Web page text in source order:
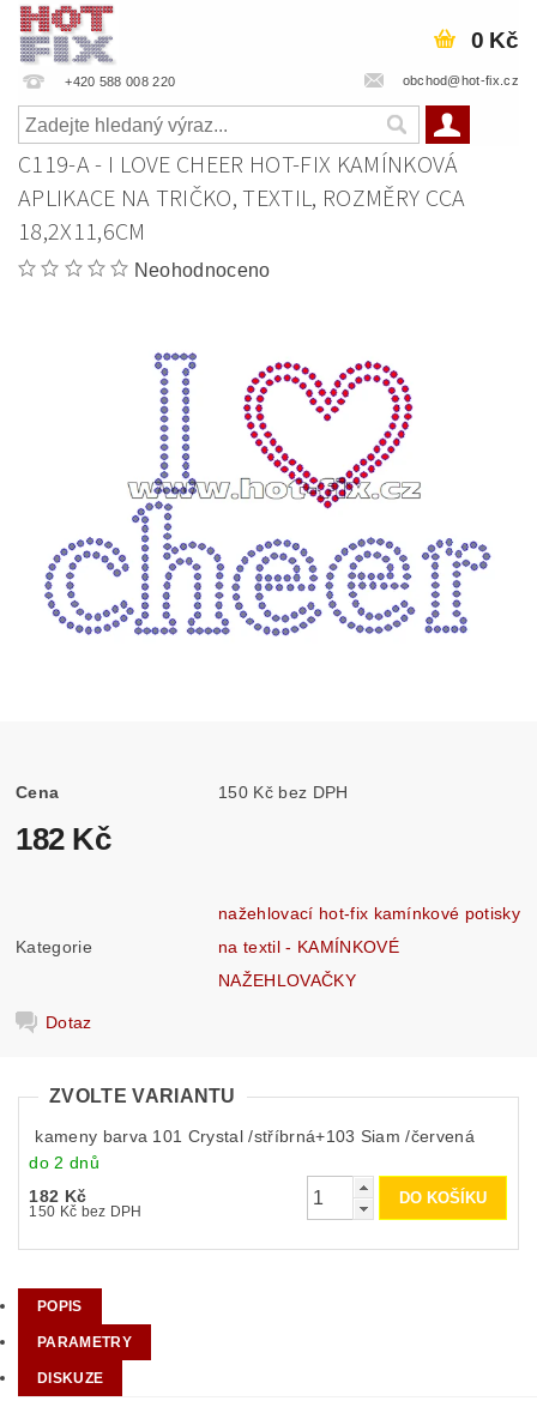
+420 588 008 220 obchod@hot-fix.cz
0 Kč
C119-A - I LOVE CHEER HOT-FIX KAMÍNKOVÁ
APLIKACE NA TRIČKO, TEXTIL, ROZMĚRY CCA
18,2X11,6CM
Neohodnoceno
Cena 150 Kč bez DPH
182 Kč
Kategorie
nažehlovací hot-fix kamínkové potisky
na textil - KAMÍNKOVÉ
NAŽEHLOVAČKY
Dotaz
ZVOLTE VARIANTU
kameny barva 101 Crystal /stříbrná+103 Siam /červená
do 2 dnů
182 Kč
150 Kč bez DPH
POPIS
PARAMETRY
DISKUZE